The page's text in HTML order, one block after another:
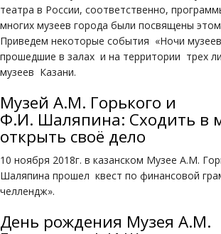
театра в России, соответственно,
многих музеев города были посвящены
Приведем некоторые события «Ночи
прошедшие в залах и на территории трех
музеев Казани.
Музей А.М. Горького и
Ф.И. Шаляпина: Сходить в
открыть своё дело
10 ноября 2018г. в казанском Музее А.М.
Шаляпина прошел квест по финансовой
челлендж».
День рождения Музея А.М.